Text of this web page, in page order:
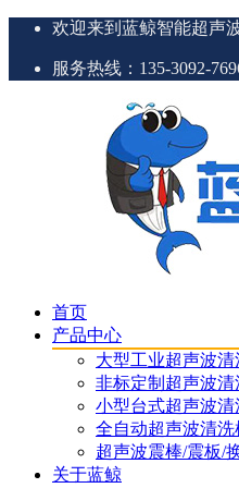
欢迎来到蓝鲸智能超声
服务热线：135-3092-
首页
产品中心
大型工业超声波清
非标定制超声波清
小型台式超声波清
全自动超声波清洗
超声波震棒/震板/
关于蓝鲸